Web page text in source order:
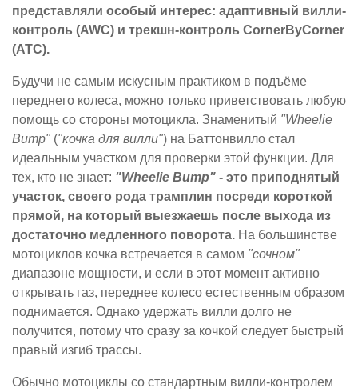
представляли особый интерес: адаптивный вилли-
контроль (AWC) и трекшн-контроль CornerByCorner
(ATC).
Будучи не самым искусным практиком в подъёме
переднего колеса, можно только приветствовать любую
помощь со стороны мотоцикла. Знаменитый "Wheelie
Bump" ("кочка для вилли") на Баттонвилло стал
идеальным участком для проверки этой функции. Для
тех, кто не знает: "Wheelie Bump" - это приподнятый
участок, своего рода трамплин посреди короткой
прямой, на который выезжаешь после выхода из
достаточно медленного поворота. На большинстве
мотоциклов кочка встречается в самом "сочном"
диапазоне мощности, и если в этот момент активно
открывать газ, переднее колесо естественным образом
поднимается. Однако удержать вилли долго не
получится, потому что сразу за кочкой следует быстрый
правый изгиб трассы.
Обычно мотоциклы со стандартным вилли-контролем